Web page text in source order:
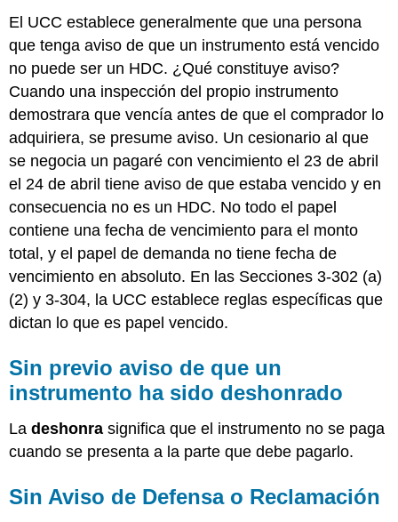
El UCC establece generalmente que una persona
que tenga aviso de que un instrumento está vencido
no puede ser un HDC. ¿Qué constituye aviso?
Cuando una inspección del propio instrumento
demostrara que vencía antes de que el comprador lo
adquiriera, se presume aviso. Un cesionario al que
se negocia un pagaré con vencimiento el 23 de abril
el 24 de abril tiene aviso de que estaba vencido y en
consecuencia no es un HDC. No todo el papel
contiene una fecha de vencimiento para el monto
total, y el papel de demanda no tiene fecha de
vencimiento en absoluto. En las Secciones 3-302 (a)
(2) y 3-304, la UCC establece reglas específicas que
dictan lo que es papel vencido.
Sin previo aviso de que un
instrumento ha sido deshonrado
Ladeshonra significa que el instrumento no se paga
cuando se presenta a la parte que debe pagarlo.
Sin Aviso de Defensa o Reclamación